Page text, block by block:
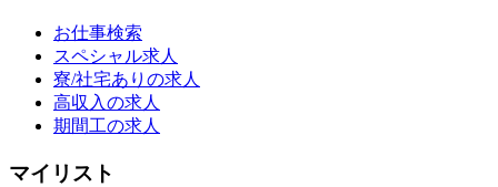
お仕事検索
スペシャル求人
寮/社宅ありの求人
高収入の求人
期間工の求人
マイリスト